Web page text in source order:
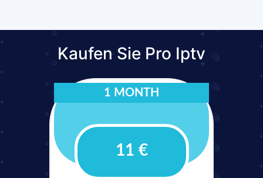
Kaufen Sie Pro Iptv
1 MONTH
11 €